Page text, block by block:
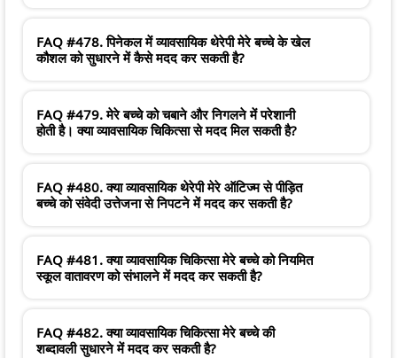
FAQ #478. पिनेकल में व्यावसायिक थेरेपी मेरे बच्चे के खेल
कौशल को सुधारने में कैसे मदद कर सकती है?
FAQ #479. मेरे बच्चे को चबाने और निगलने में परेशानी
होती है। क्या व्यावसायिक चिकित्सा से मदद मिल सकती है?
FAQ #480. क्या व्यावसायिक थेरेपी मेरे ऑटिज्म से पीड़ित
बच्चे को संवेदी उत्तेजना से निपटने में मदद कर सकती है?
FAQ #481. क्या व्यावसायिक चिकित्सा मेरे बच्चे को नियमित
स्कूल वातावरण को संभालने में मदद कर सकती है?
FAQ #482. क्या व्यावसायिक चिकित्सा मेरे बच्चे की
शब्दावली सुधारने में मदद कर सकती है?